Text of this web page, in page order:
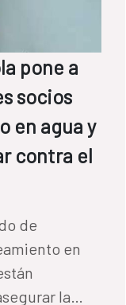
pone a
socios
en agua y
contra el
de
en
la